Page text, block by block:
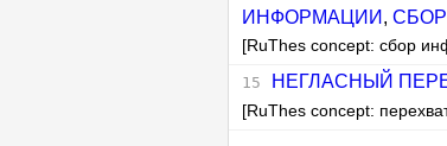
ИНФОРМАЦИИ ,
[RuThes concept: сбор
НЕГЛАСНЫЙ
[RuThes concept: